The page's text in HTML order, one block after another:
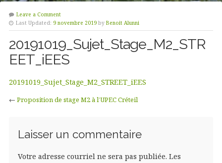
Leave a Comment
Last Updated: 9 novembre 2019 by Benoit Alunni
20191019_Sujet_Stage_M2_STR
EET_iEES
20191019_Sujet_Stage_M2_STREET_iEES
← Proposition de stage M2 à l’UPEC Créteil
Laisser un commentaire
Votre adresse courriel ne sera pas publiée. Les